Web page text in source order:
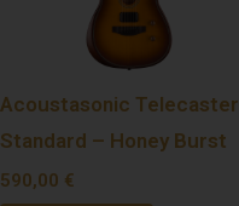
Acoustasonic Telecaster
Standard – Honey Burst
590,00 €